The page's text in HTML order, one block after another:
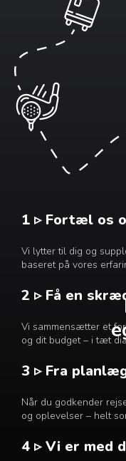
1 ▹ Fortæl os
Vi lytter til dig og
baseret på vores
2 ▹ Få en
Vi sammensætter et
og dit budget – i tæt
3 ▹ Fra
Når du godkender
og oplevelser – helt
4 ▹ Vi er med